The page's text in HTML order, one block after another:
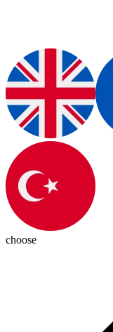
choose